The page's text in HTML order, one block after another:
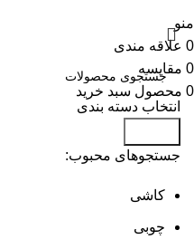
انتخاب دسته بندی
جستجوهای محبوب:
کاشی
چوبی
منو
0 علاقه مندی
0 مقایسه
0 محصول سبد خرید